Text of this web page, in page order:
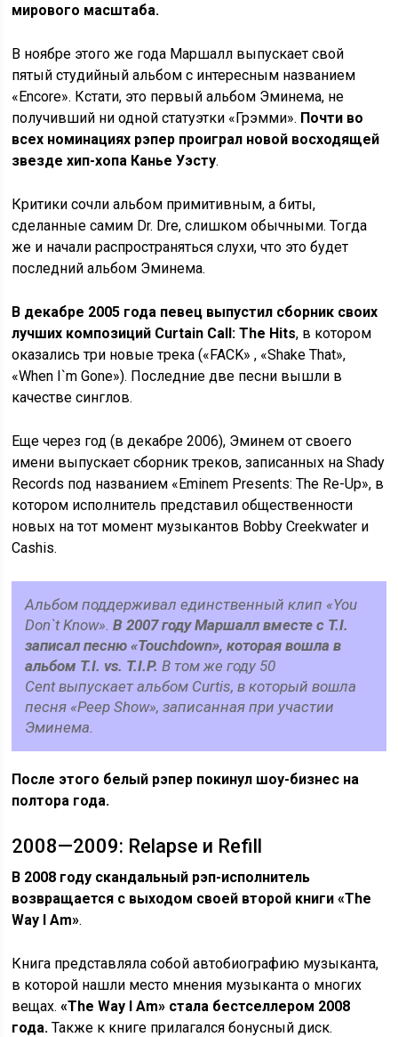
мирового масштаба.
В ноябре этого же года Маршалл выпускает свой
пятый студийный альбом с интересным названием
«Encore». Кстати, это первый альбом Эминема, не
получивший ни одной статуэтки «Грэмми». Почти во
всех номинациях рэпер проиграл новой восходящей
звезде хип-хопа Канье Уэсту.
Критики сочли альбом примитивным, а биты,
сделанные самим Dr. Dre, слишком обычными. Тогда
же и начали распространяться слухи, что это будет
последний альбом Эминема.
В декабре 2005 года певец выпустил сборник своих
лучших композиций Curtain Call: The Hits, в котором
оказались три новые трека («FACK» , «Shake That»,
«When I`m Gone»). Последние две песни вышли в
качестве синглов.
Еще через год (в декабре 2006), Эминем от своего
имени выпускает сборник треков, записанных на Shady
Records под названием «Eminem Presents: The Re-Up», в
котором исполнитель представил общественности
новых на тот момент музыкантов Bobby Creekwater и
Cashis.
Альбом поддерживал единственный клип «You
Don`t Know».В 2007 году Маршалл вместе с T.I.
записал песню «Touchdown», которая вошла в
альбом T.I. vs. T.I.P. В том же году 50
Cent выпускает альбом Curtis, в который вошла
песня «Peep Show», записанная при участии
Эминема.
После этого белый рэпер покинул шоу-бизнес на
полтора года.
2008—2009: Relapse и Refill
В 2008 году скандальный рэп-исполнитель
возвращается с выходом своей второй книги «The
Way I Am».
Книга представляла собой автобиографию музыканта,
в которой нашли место мнения музыканта о многих
вещах.«The Way I Am» стала бестселлером 2008
года. Также к книге прилагался бонусный диск.